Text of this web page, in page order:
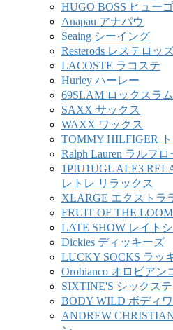
HUGO BOSS ヒュー
Anapau アナパウ
Seaing シーイング
Resterods レステロッ
LACOSTE ラコステ
Hurley ハーレー
69SLAM ロックスラム
SAXX サックス
WAXX ワックス
TOMMY HILFIGER
Ralph Lauren ラルフロ
1PIU1UGUALE3
レトレ リラックス
XLARGE エクストラ
FRUIT OF THE
LATE SHOW レイト
Dickies ディッキーズ
LUCKY SOCKS ラッ
Orobianco オロビアン
SIXTINE'S シックス
BODY WILD ボディ
ANDREW